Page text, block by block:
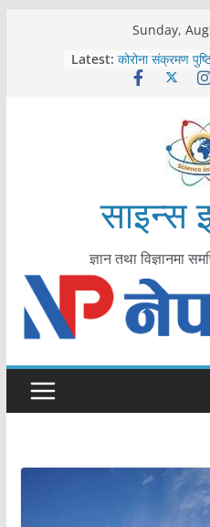
Sunday,
Latest: कोरोना संक्रमण
विराटनगर
मकवानपुरमा खोरेत
आयुर्वेद चिकित्सा
मुख्यमन्त्री शाह
काभ्रेपलाञ्चोकमा
आकर्षण बढ्दै
साइन्स
ज्ञान तथा विज्ञानमा